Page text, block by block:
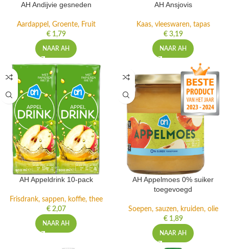
AH Andijvie gesneden
Aardappel, Groente, Fruit
€1,79
NAAR AH
AH Ansjovis
Kaas, vleeswaren, tapas
€3,19
NAAR AH
AH Appeldrink 10-pack
Frisdrank, sappen, koffie, thee
€2,07
NAAR AH
AH Appelmoes 0% suiker
toegevoegd
Soepen, sauzen, kruiden, olie
€1,89
NAAR AH